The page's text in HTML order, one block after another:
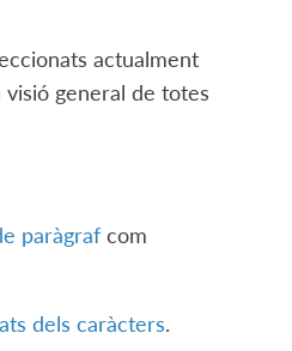
actualment
general de totes
paràgrafcom
dels caràcters.